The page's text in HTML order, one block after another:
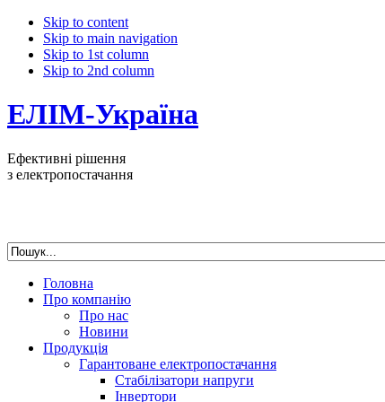
Skip to content
Skip to main navigation
Skip to 1st column
Skip to 2nd column
ЕЛІМ-Україна
Ефективні рішення
з електропостачання
Головна
Про компанію
Про нас
Новини
Продукція
Гарантоване електропостачання
Стабілізатори напруги
Інвертори